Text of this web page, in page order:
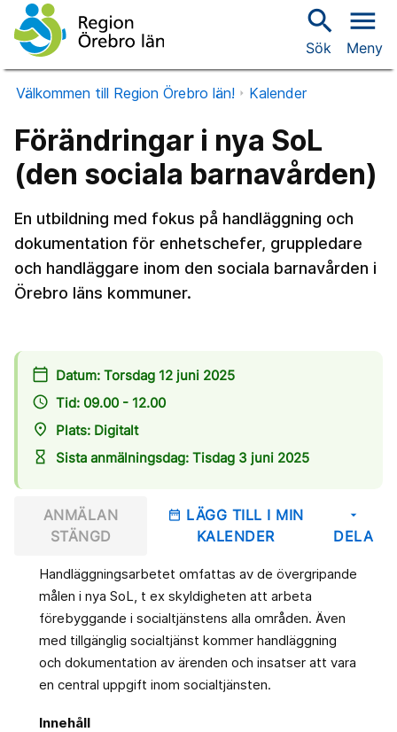
search
Sök
menu
Meny
Välkommen till Region Örebro län! Kalender
Förändringar i nya SoL
(den sociala barnavården)
En utbildning med fokus på handläggning och
dokumentation för enhetschefer, gruppledare
och handläggare inom den sociala barnavården i
Örebro läns kommuner.
calendar_today Datum: Torsdag 12 juni 2025
access_time Tid: 09.00 - 12.00
place
Plats: Digitalt
hourglass_empty
Sista anmälningsdag: Tisdag 3 juni 2025
ANMÄLAN
STÄNGD
date_range LÄGG TILL I MIN
KALENDER
arrow_drop_down
DELA
Handläggningsarbetet omfattas av de övergripande
målen i nya SoL, t ex skyldigheten att arbeta
förebyggande i socialtjänstens alla områden. Även
med tillgänglig socialtjänst kommer handläggning
och dokumentation av ärenden och insatser att vara
en central uppgift inom socialtjänsten.
Innehåll